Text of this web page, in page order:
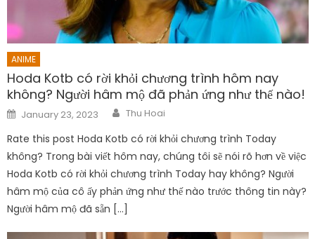
ANIME
Hoda Kotb có rời khỏi chương trình hôm nay
không? Người hâm mộ đã phản ứng như thế nào!
Posted
on
January 23, 2023 Author
Thu Hoai
Rate this post Hoda Kotb có rời khỏi chương trình Today
không? Trong bài viết hôm nay, chúng tôi sẽ nói rõ hơn về việc
Hoda Kotb có rời khỏi chương trình Today hay không? Người
hâm mộ của cô ấy phản ứng như thế nào trước thông tin này?
Người hâm mộ đã sẵn […]